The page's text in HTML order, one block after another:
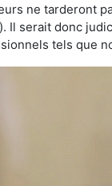
ne tarderont
serait donc
tels que